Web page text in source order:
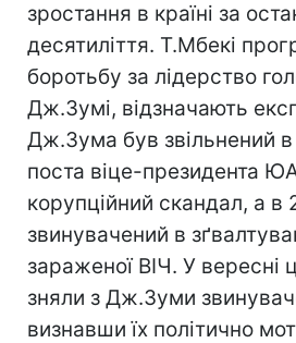
зростання в країні за
десятиліття. Т.Мбекі
боротьбу за лідерство
Дж.Зумі, відзначають
Дж.Зума був звільнений
поста віце-президента
корупційний скандал, а в
звинувачений в
зараженої ВІЧ. У вересні
зняли з Дж.Зуми
визнавши їх політично